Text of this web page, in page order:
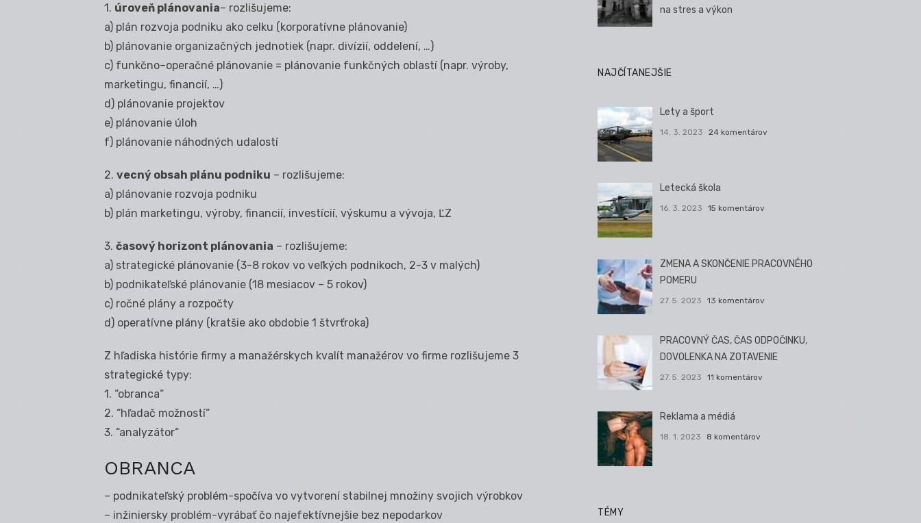
1. úroveň plánovania– rozlišujeme:
a) plán rozvoja podniku ako celku (korporatívne plánovanie)
b) plánovanie organizačných jednotiek (napr. divízií, oddelení, …)
c) funkčno–operačné plánovanie = plánovanie funkčných oblastí (napr. výroby,
marketingu, financií, …)
d) plánovanie projektov
e) plánovanie úloh
f) plánovanie náhodných udalostí
2. vecný obsah plánu podniku – rozlišujeme:
a) plánovanie rozvoja podniku
b) plán marketingu, výroby, financií, investícií, výskumu a vývoja, ĽZ
3. časový horizont plánovania – rozlišujeme:
a) strategické plánovanie (3-8 rokov vo veľkých podnikoch, 2-3 v malých)
b) podnikateľské plánovanie (18 mesiacov – 5 rokov)
c) ročné plány a rozpočty
d) operatívne plány (kratšie ako obdobie 1 štvrťroka)
Z hľadiska histórie firmy a manažérskych kvalít manažérov vo firme rozlišujeme 3
strategické typy:
1. “obranca“
2. “hľadač možností“
3. “analyzátor“
OBRANCA
– podnikateľský problém-spočíva vo vytvorení stabilnej množiny svojich výrobkov
– inžiniersky problém-vyrábať čo najefektívnejšie bez nepodarkov
na stres a výkon
NAJČÍTANEJŠIE
Lety a šport
14. 3. 2023 24 komentárov
Letecká škola
16. 3. 2023 15 komentárov
ZMENA A SKONČENIE PRACOVNÉHO
POMERU
27. 5. 2023 13 komentárov
PRACOVNÝ ČAS, ČAS ODPOČINKU,
DOVOLENKA NA ZOTAVENIE
27. 5. 2023 11 komentárov
Reklama a médiá
18. 1. 2023 8 komentárov
TÉMY